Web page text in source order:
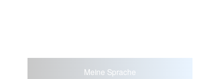
Meine Sprache